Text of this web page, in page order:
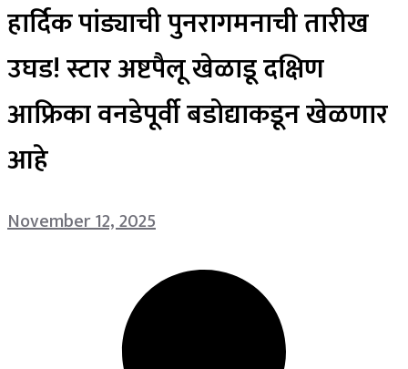
हार्दिक पांड्याची पुनरागमनाची तारीख
उघड! स्टार अष्टपैलू खेळाडू दक्षिण
आफ्रिका वनडेपूर्वी बडोद्याकडून खेळणार
आहे
November 12, 2025